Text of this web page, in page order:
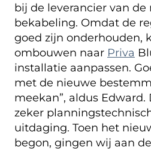
bij de leverancier van de
bekabeling. Omdat de
goed zijn onderhouden,
ombouwen naar Priva
installatie aanpassen.
met de nieuwe
meekan”, aldus
zeker
uitdaging. Toen het
begon, gingen wij aan